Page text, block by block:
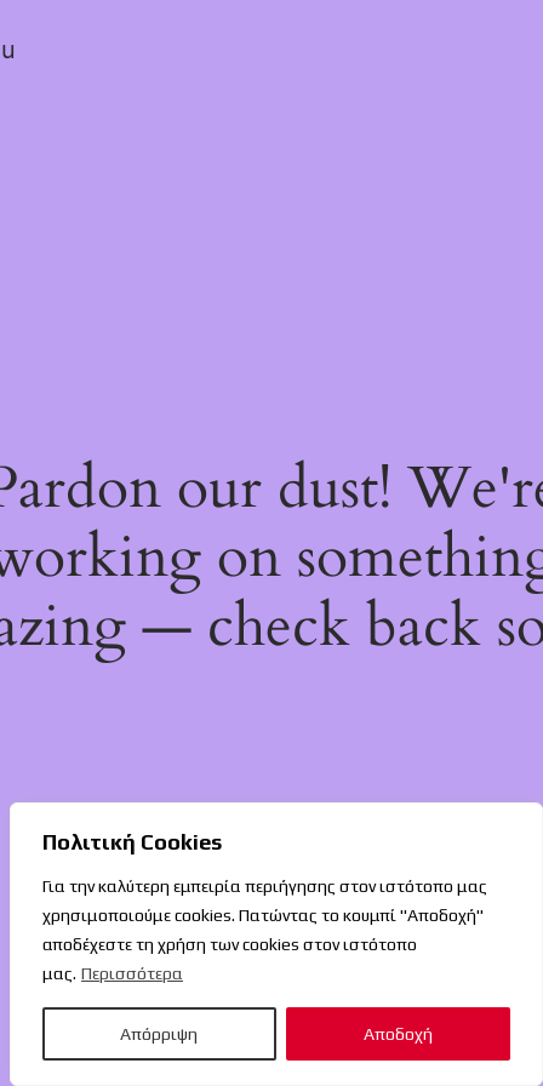
Πολιτική Cookies
Για την καλύτερη εμπειρία περιήγησης στον ιστότοπο μας
χρησιμοποιούμε cookies. Πατώντας το κουμπί "Αποδοχή"
αποδέχεστε τη χρήση των cookies στον ιστότοπο
μας. Περισσότερα
Απόρριψη Αποδοχή
our dust!
on
— check back